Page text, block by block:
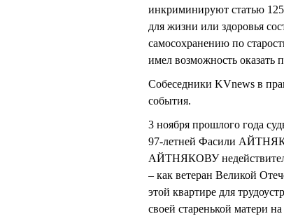
инкриминируют статью
для жизни или здоровья
самосохранению по
имел возможность оказать
Собеседники KVnews в
события.
3 ноября прошлого года
97-летней Фасили
АЙТНЯКОВУ
– как ветеран Великой
этой квартире для
своей старенькой матери